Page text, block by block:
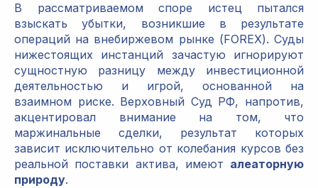
В рассматриваемом споре истец пытался
взыскать убытки, возникшие в результате
операций на внебиржевом рынке (FOREX). Суды
нижестоящих инстанций зачастую игнорируют
сущностную разницу между инвестиционной
деятельностью и игрой, основанной на
взаимном риске. Верховный Суд РФ, напротив,
акцентировал внимание на том, что
маржинальные сделки, результат которых
зависит исключительно от колебания курсов без
реальной поставки актива, имеют алеаторную
природу.